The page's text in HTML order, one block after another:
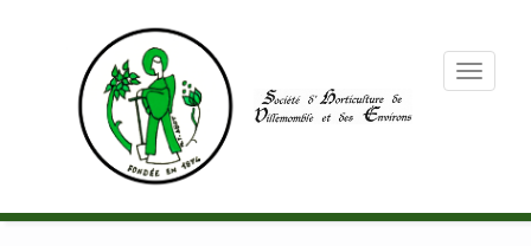
Toggle